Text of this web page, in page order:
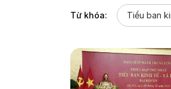
Từ khóa: Tiểu ban